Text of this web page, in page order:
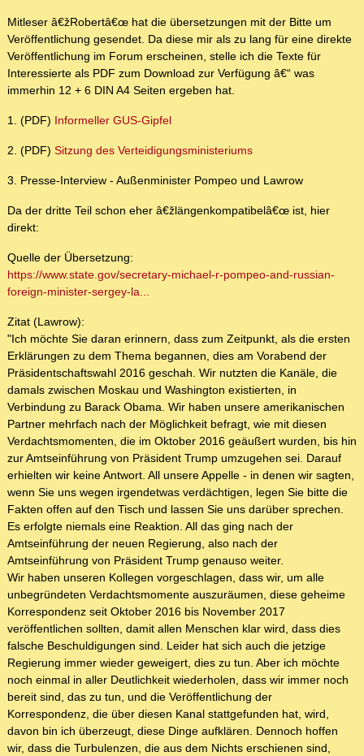
Mitleser â€žRobertâ€œ hat die übersetzungen mit der Bitte um
Veröffentlichung gesendet. Da diese mir als zu lang für eine direkte
Veröffentlichung im Forum erscheinen, stelle ich die Texte für
Interessierte als PDF zum Download zur Verfügung â€“ was
immerhin 12 + 6 DIN A4 Seiten ergeben hat.
1. (PDF) Informeller GUS-Gipfel
2. (PDF) Sitzung des Verteidigungsministeriums
3. Presse-Interview - Außenminister Pompeo und Lawrow
Da der dritte Teil schon eher â€žlängenkompatibelâ€œ ist, hier
direkt:
Quelle der Übersetzung:
https://www.state.gov/secretary-michael-r-pompeo-and-russian-
foreign-minister-sergey-la...
Zitat (Lawrow):
"Ich möchte Sie daran erinnern, dass zum Zeitpunkt, als die ersten
Erklärungen zu dem Thema begannen, dies am Vorabend der
Präsidentschaftswahl 2016 geschah. Wir nutzten die Kanäle, die
damals zwischen Moskau und Washington existierten, in
Verbindung zu Barack Obama. Wir haben unsere amerikanischen
Partner mehrfach nach der Möglichkeit befragt, wie mit diesen
Verdachtsmomenten, die im Oktober 2016 geäußert wurden, bis hin
zur Amtseinführung von Präsident Trump umzugehen sei. Darauf
erhielten wir keine Antwort. All unsere Appelle - in denen wir sagten,
wenn Sie uns wegen irgendetwas verdächtigen, legen Sie bitte die
Fakten offen auf den Tisch und lassen Sie uns darüber sprechen.
Es erfolgte niemals eine Reaktion. All das ging nach der
Amtseinführung der neuen Regierung, also nach der
Amtseinführung von Präsident Trump genauso weiter.
Wir haben unseren Kollegen vorgeschlagen, dass wir, um alle
unbegründeten Verdachtsmomente auszuräumen, diese geheime
Korrespondenz seit Oktober 2016 bis November 2017
veröffentlichen sollten, damit allen Menschen klar wird, dass dies
falsche Beschuldigungen sind. Leider hat sich auch die jetzige
Regierung immer wieder geweigert, dies zu tun. Aber ich möchte
noch einmal in aller Deutlichkeit wiederholen, dass wir immer noch
bereit sind, das zu tun, und die Veröffentlichung der
Korrespondenz, die über diesen Kanal stattgefunden hat, wird,
davon bin ich überzeugt, diese Dinge aufklären. Dennoch hoffen
wir, dass die Turbulenzen, die aus dem Nichts erschienen sind,